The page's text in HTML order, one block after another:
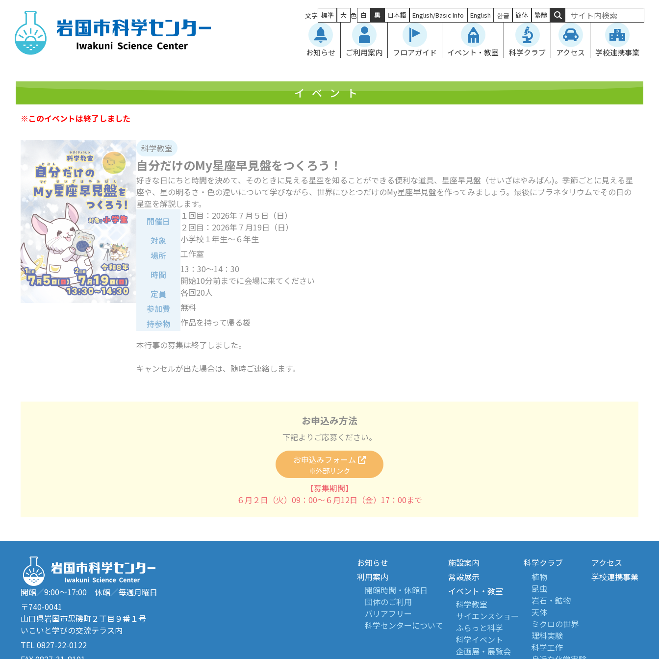
content
文字 標準 大 色 白 黒 日本語 English/Basic Info English 한글 簡体 繁體
お知らせ ご利用案内 フロアガイド イベント・教室 科学クラブ アクセス 学校連携事業
イベント
※このイベントは終了しました
科学教室
自分だけのMy星座早見盤をつくろう！
好きな日にちと時間を決めて、そのときに見える星空を知ることができる便利な道具、星座早見盤（せいざはやみばん)。季節ごとに見える星
座や、星の明るさ・色の違いについて学びながら、世界にひとつだけのMy星座早見盤を作ってみましょう。最後にプラネタリウムでその日の
星空を解説します。
開催日
１回目：2026年７月５日（日）
２回目：2026年７月19日（日）
対象
小学校１年生～６年生
場所
工作室
時間
13：30～14：30
開始10分前までに会場に来てください
定員
各回20人
参加費
無料
持参物
作品を持って帰る袋
本行事の募集は終了しました。
キャンセルが出た場合は、随時ご連絡します。
お申込み方法
下記よりご応募ください。
お申込みフォーム
※外部リンク
【募集期間】
６月２日（火）09：00～６月12日（金）17：00まで
開館／9:00～17:00 休館／毎週月曜日
〒740-0041
山口県岩国市黒磯町２丁目９番１号
いこいと学びの交流テラス内
TEL 0827-22-0122
お知らせ
利用案内
開館時間・休館日
団体のご利用
バリアフリー
科学センターについて
施設案内
常設展示
イベント・教室
科学教室
サイエンスショー
ふらっと科学
科学イベント
企画展・展覧会
科学クラブ
植物
昆虫
岩石・鉱物
天体
ミクロの世界
理科実験
科学工作
アクセス
学校連携事業